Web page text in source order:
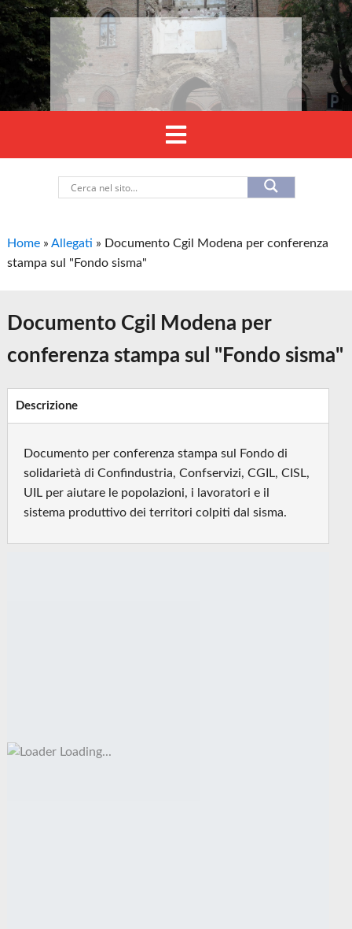
Home »Allegati » Documento Cgil Modena per conferenza
stampa sul "Fondo sisma"
Documento Cgil Modena per
conferenza stampa sul "Fondo sisma"
Descrizione
Documento per conferenza stampa sul Fondo di
solidarietà di Confindustria, Confservizi, CGIL, CISL,
UIL per aiutare le popolazioni, i lavoratori e il
sistema produttivo dei territori colpiti dal sisma.
Loading...